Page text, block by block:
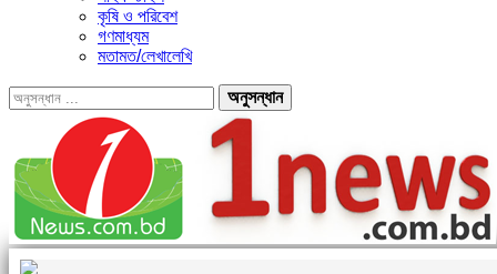
কৃষি ও পরিবেশ
গণমাধ্যম
মতামত/লেখালেখি